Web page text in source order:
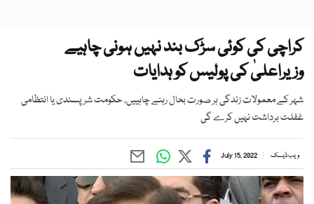
کراچی کی کوئی سڑک بند نہیں ہونی چاہیے
وزیراعلیٰ کی پولیس کو ہدایات
شہر کے معمولات زندگی ہر صورت بحال رہنے چاہییں، حکومت شرپسندی یا انتظامی
غفلت برداشت نہیں کرے گی
ویب ڈیسک July 15, 2022